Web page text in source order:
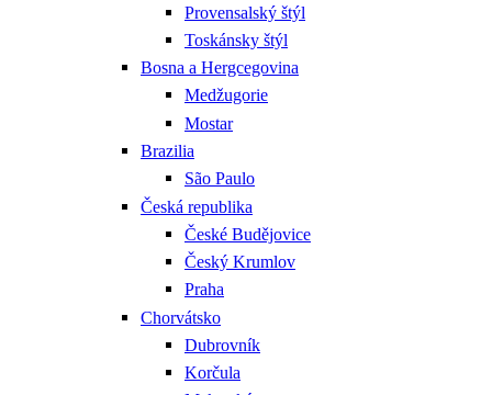
Provensalský štýl
Toskánsky štýl
Bosna a Hergcegovina
Medžugorie
Mostar
Brazilia
São Paulo
Česká republika
České Budějovice
Český Krumlov
Praha
Chorvátsko
Dubrovník
Korčula